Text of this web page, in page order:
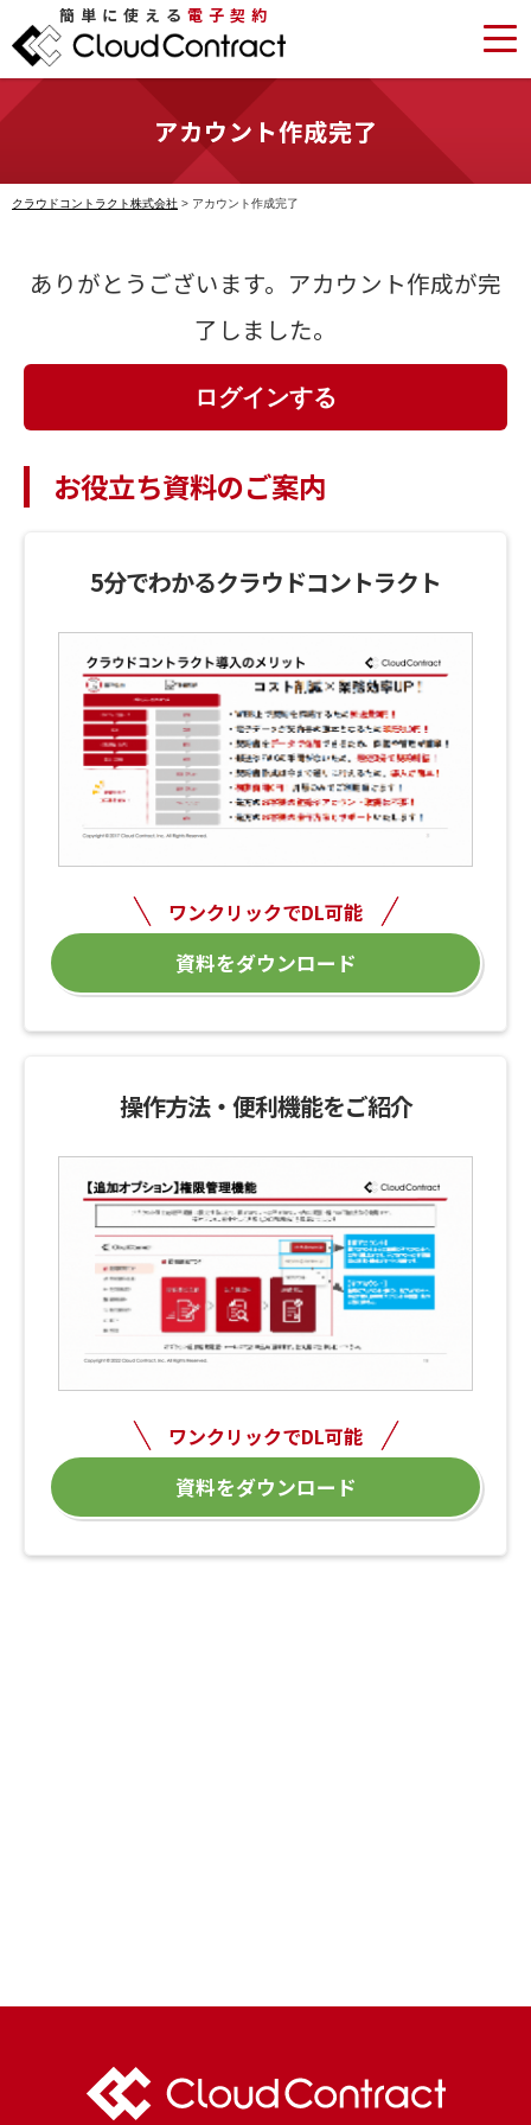
簡単に使える 電子契約
アカウント作成完了
クラウドコントラクト株式会社 > アカウント作成完了
ありがとうございます。アカウント作成が完
了しました。
ログインする
お役立ち資料のご案内
5分でわかるクラウドコントラクト
ワンクリックでDL可能
資料をダウンロード
操作方法・便利機能をご紹介
ワンクリックでDL可能
資料をダウンロード